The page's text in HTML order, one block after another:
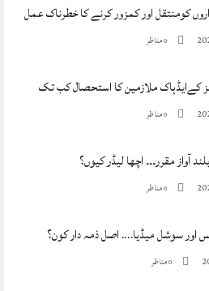
کومنتقل اور کمزور کرنے کا خطرناک عمل
0مناظر
کےایڈہاک ملازمین کا استحصال کب تک
0مناظر
آواز مقرر۔۔۔ اچھا لیڈر کیوں؟
0مناظر
اور سوشل میڈیا…. اصل ذمہ دار کون؟
0مناظر